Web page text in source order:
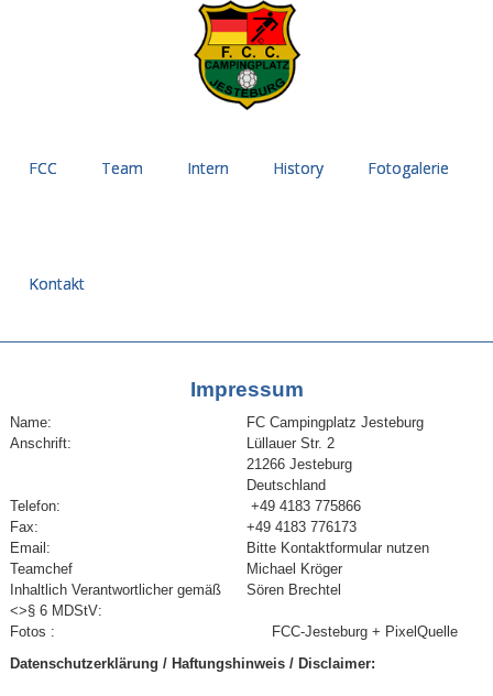
FCC Team Intern History Fotogalerie
Kontakt
Impressum
Name:
FC Campingplatz Jesteburg
Anschrift:
Lüllauer Str. 2
21266 Jesteburg
Deutschland
Telefon:
+49 4183 775866
Fax:
+49 4183 776173
Email:
Bitte Kontaktformular nutzen
Teamchef
Michael Kröger
Inhaltlich Verantwortlicher gemäß
<>§ 6 MDStV:
Sören Brechtel
Fotos :
FCC-Jesteburg + PixelQuelle
Datenschutzerklärung / Haftungshinweis / Disclaimer: